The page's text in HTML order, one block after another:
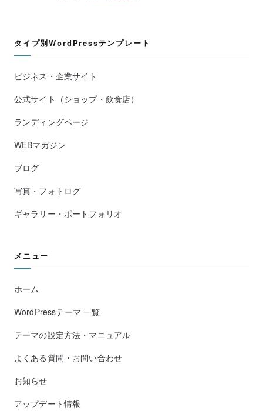
タイプ別WordPressテンプレート
ビジネス・企業サイト
公式サイト（ショップ・飲食店）
ランディングページ
WEBマガジン
ブログ
写真・フォトログ
ギャラリー・ポートフォリオ
メニュー
ホーム
WordPressテーマ 一覧
テーマの設定方法・マニュアル
よくある質問・お問い合わせ
お知らせ
アップデート情報